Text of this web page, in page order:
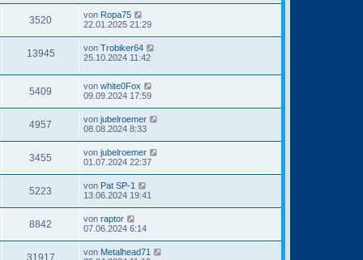
3520 von Ropa75
22.01.2025 21:29
13945 von Trobiker64
25.10.2024 11:42
5409 von white0Fox
09.09.2024 17:59
4957 von jubelroemer
08.08.2024 8:33
3455 von jubelroemer
01.07.2024 22:37
5223 von Pat SP-1
13.06.2024 19:41
8842 von raptor
07.06.2024 6:14
31917 von Metalhead71